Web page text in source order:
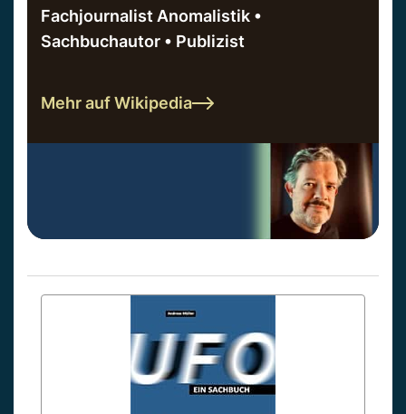
Fachjournalist Anomalistik •
Sachbuchautor • Publizist
Mehr auf Wikipedia